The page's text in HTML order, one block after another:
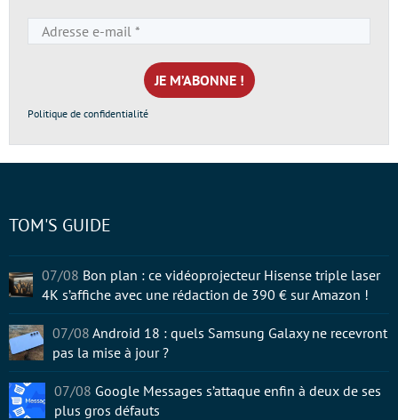
e-
mail
*
Politique de confidentialité
TOM'S GUIDE
07/08 Bon plan : ce vidéoprojecteur Hisense triple laser
4K s’affiche avec une rédaction de 390 € sur Amazon !
07/08 Android 18 : quels Samsung Galaxy ne recevront
pas la mise à jour ?
07/08 Google Messages s’attaque enfin à deux de ses
plus gros défauts